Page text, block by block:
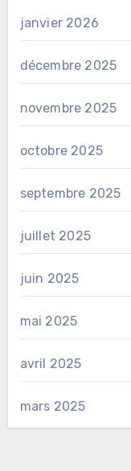
janvier 2026
décembre 2025
novembre 2025
octobre 2025
septembre 2025
juillet 2025
juin 2025
mai 2025
avril 2025
mars 2025